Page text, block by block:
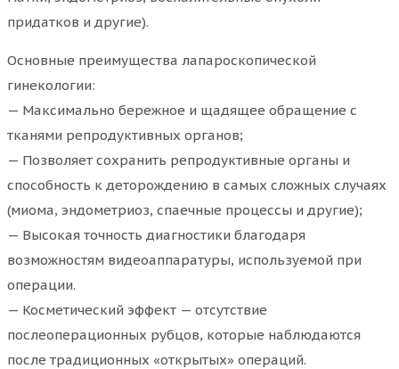
придатков и другие).
Основные преимущества лапароскопической
гинекологии:
— Максимально бережное и щадящее обращение с
тканями репродуктивных органов;
— Позволяет сохранить репродуктивные органы и
способность к деторождению в самых сложных случаях
(миома, эндометриоз, спаечные процессы и другие);
— Высокая точность диагностики благодаря
возможностям видеоаппаратуры, используемой при
операции.
— Косметический эффект — отсутствие
послеоперационных рубцов, которые наблюдаются
после традиционных «открытых» операций.